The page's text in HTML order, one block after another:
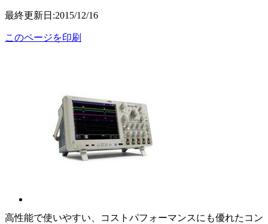
最終更新日:2015/12/16
このページを印刷
高性能で使いやすい、コストパフォーマンスにも優れたコン